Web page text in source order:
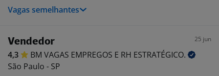
Vagas semelhantes
Vendedor 25 jun
4,3 BM VAGAS EMPREGOS E RH ESTRATÉGICO.
São Paulo - SP